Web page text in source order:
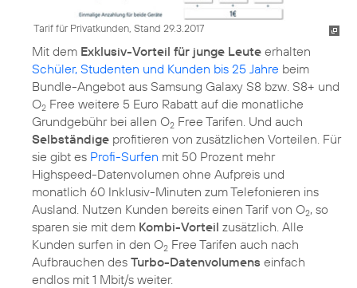
Tarif für Privatkunden, Stand 29.3.2017
Mit dem Exklusiv-Vorteil für junge Leute erhalten
Schüler, Studenten und Kunden bis 25 Jahre beim
Bundle-Angebot aus Samsung Galaxy S8 bzw. S8+ und
O2 Free weitere 5 Euro Rabatt auf die monatliche
Grundgebühr bei allen O2 Free Tarifen. Und auch
Selbständige profitieren von zusätzlichen Vorteilen. Für
sie gibt es Profi-Surfen mit 50 Prozent mehr
Highspeed-Datenvolumen ohne Aufpreis und
monatlich 60 Inklusiv-Minuten zum Telefonieren ins
Ausland. Nutzen Kunden bereits einen Tarif von O2, so
sparen sie mit dem Kombi-Vorteil zusätzlich. Alle
Kunden surfen in den O2 Free Tarifen auch nach
Aufbrauchen des Turbo-Datenvolumens einfach
endlos mit 1 Mbit/s weiter.